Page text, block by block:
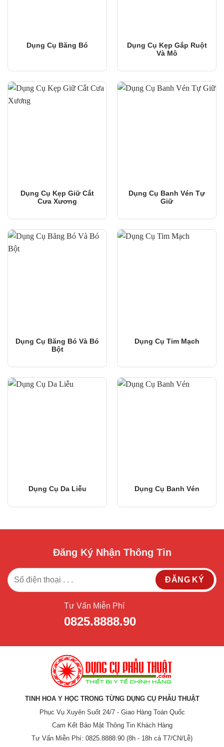
Dụng Cụ Băng Bó
Dụng Cụ Kẹp Gắp Ruột
Và Mô
Dụng Cụ Kẹp Giữ Cắt
Cưa Xương
Dụng Cụ Banh Vén Tự
Giữ
Dụng Cụ Băng Bó Và Bó
Bột
Dụng Cụ Tim Mạch
Dụng Cụ Da Liễu Dụng Cụ Banh Vén
Đăng Ký Nhận Thông Tin
Tư Vấn Miễn Phí
0825.8888.90
TINH HOA Y HỌC TRONG TỪNG DỤNG CỤ PHẪU THUẬT
Phục Vụ Xuyên Suốt 24/7 - Giao Hàng Toàn Quốc
Cam Kết Bảo Mật Thông Tin Khách Hàng
Tư Vấn Miễn Phí: 0825.8888.90 (8h - 18h cả T7/CN/Lễ)